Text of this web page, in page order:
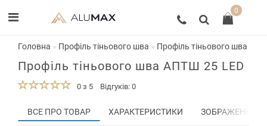
0
Головна Профіль тіньового шва Профіль тіньового шва
Профіль тіньового шва АПТШ 25 LED
0 з 5 Відгуків: 0
ВСЕ ПРО ТОВАР ХАРАКТЕРИСТИКИ ЗОБРАЖЕННЯ